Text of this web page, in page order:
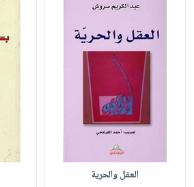
عناية
بالذات
صابون
أطفال
مناسبات
الشركة
سياسة
فيديوهات
أسئلة
خدمات
لائحة
الأمنيات
الإصدارات
العقل والحرية